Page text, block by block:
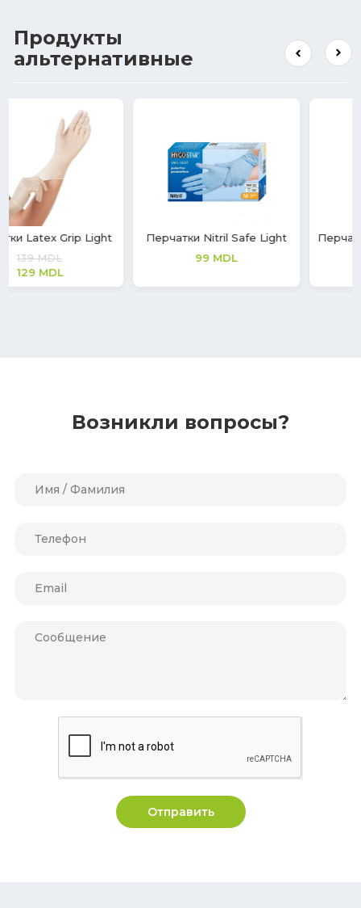
Продукты
альтернативные
Перчатки Nitril Safe Light
Перчатки Latex Soft Touch
Возникли вопросы?
Отправить